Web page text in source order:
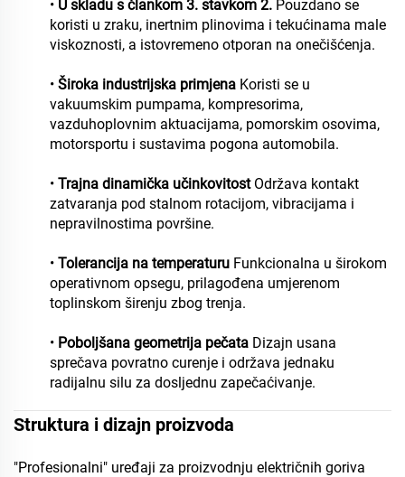
• U skladu s člankom 3. stavkom 2. Pouzdano se
koristi u zraku, inertnim plinovima i tekućinama male
viskoznosti, a istovremeno otporan na onečišćenja.
• Široka industrijska primjena Koristi se u
vakuumskim pumpama, kompresorima,
vazduhoplovnim aktuacijama, pomorskim osovima,
motorsportu i sustavima pogona automobila.
• Trajna dinamička učinkovitost Održava kontakt
zatvaranja pod stalnom rotacijom, vibracijama i
nepravilnostima površine.
• Tolerancija na temperaturu Funkcionalna u širokom
operativnom opsegu, prilagođena umjerenom
toplinskom širenju zbog trenja.
• Poboljšana geometrija pečata Dizajn usana
sprečava povratno curenje i održava jednaku
radijalnu silu za dosljednu zapečaćivanje.
Struktura i dizajn proizvoda
"Profesionalni" uređaji za proizvodnju električnih goriva